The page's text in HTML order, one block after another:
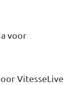
voor
VitesseLive